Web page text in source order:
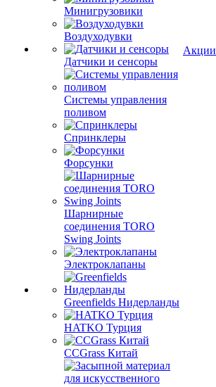
Минигрузовики
Воздуходувки
Датчики и сенсоры
Системы управления
поливом
Спринклеры
Форсунки
Шарнирные
соединения TORO
Swing Joints
Электроклапаны
Greenfields Нидерланды
HATKO Турция
CCGrass Китай
Акции